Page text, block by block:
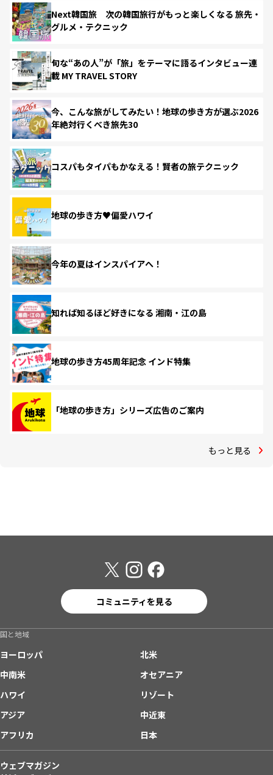
Next韓国旅 次の韓国旅行がもっと楽しくなる 旅先・
グルメ・テクニック
旬な“あの人”が「旅」をテーマに語るインタビュー連
載 MY TRAVEL STORY
今、こんな旅がしてみたい！地球の歩き方が選ぶ2026
年絶対行くべき旅先30
コスパもタイパもかなえる！賢者の旅テクニック
地球の歩き方♥偏愛ハワイ
今年の夏はインスパイアへ！
知れば知るほど好きになる 湘南・江の島
地球の歩き方45周年記念 インド特集
「地球の歩き方」シリーズ広告のご案内
もっと見る
コミュニティを見る
国と地域
ヨーロッパ
北米
中南米
オセアニア
ハワイ
リゾート
アジア
中近東
アフリカ
日本
ウェブマガジン